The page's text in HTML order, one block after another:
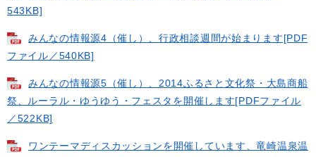
543KB]
みんなの情報源4（催し）、行政相談週間が始まります[PDF
ファイル／540KB]
みんなの情報源5（催し）、2014ふるさと文化祭・大島商船
祭、ルーラル・ゆうゆう・フェスタを開催します[PDFファイル
／522KB]
ワンテーマディスカッションを開催しています、竜崎温泉温